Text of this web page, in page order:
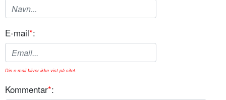
E-mail*:
Din e-mail bliver ikke vist på sitet.
Kommentar*: